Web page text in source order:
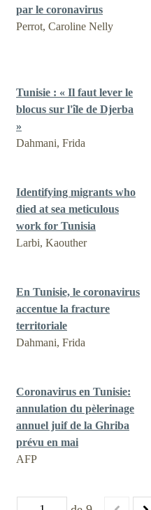
par le coronavirus
Perrot, Caroline Nelly
Tunisie : « Il faut lever le
blocus sur l'île de Djerba
»
Dahmani, Frida
Identifying migrants who
died at sea meticulous
work for Tunisia
Larbi, Kaouther
En Tunisie, le coronavirus
accentue la fracture
territoriale
Dahmani, Frida
Coronavirus en Tunisie:
annulation du pèlerinage
annuel juif de la Ghriba
prévu en mai
AFP